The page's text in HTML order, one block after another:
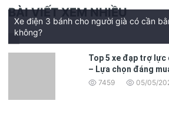
BÀI VIẾT XEM NHIỀU
Xe điện 3 bánh cho người già có cần
không?
Top 5 xe đạp trợ
– Lựa chọn đáng
7459 05/05/